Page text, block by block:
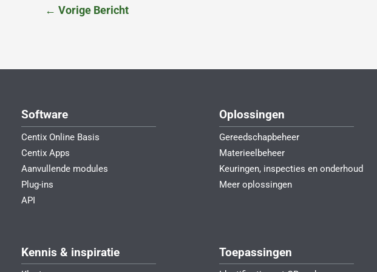
← Vorige Bericht
Software
Centix Online Basis
Centix Apps
Aanvullende modules
Plug-ins
API
Oplossingen
Gereedschapbeheer
Materieelbeheer
Keuringen, inspecties en onderhoud
Meer oplossingen
Kennis & inspiratie Toepassingen